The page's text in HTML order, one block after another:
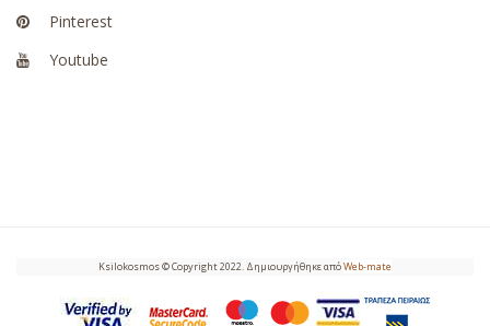
Pinterest
Youtube
Ksilokosmos © Copyright 2022. Δημιουργήθηκε απόWeb-mate